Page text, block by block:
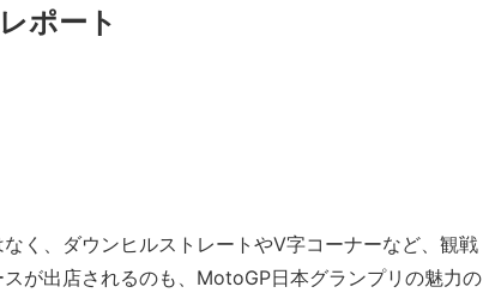
ポート
く、ダウンヒルストレートやV字コーナーなど、観戦
が出店されるのも、MotoGP日本グランプリの魅力の